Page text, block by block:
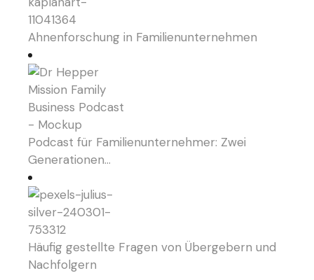
Ahnenforschung in Familienunternehmen
Podcast für Familienunternehmer: Zwei
Generationen…
Häufig gestellte Fragen von Übergebern und
Nachfolgern